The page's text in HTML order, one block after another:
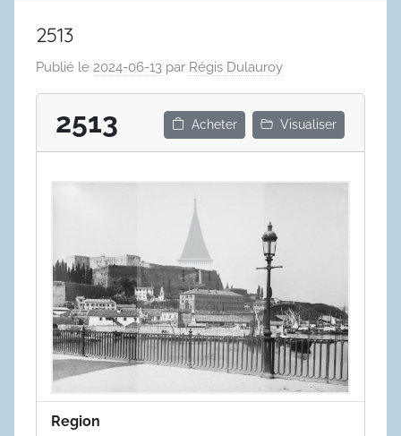
2513
Publié le 2024-06-13 par Régis Dulauroy
2513 Acheter Visualiser
Region